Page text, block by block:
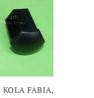
KOLA FABIA,